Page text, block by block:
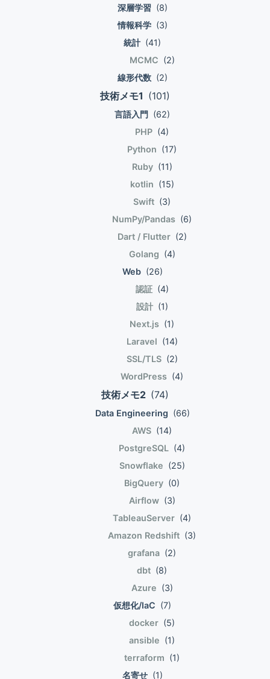
テーブルを作ってしまえ。 という、マッチ
ョなやり方を取ることもできる。 同一テー
ブルに対して一度に設定できるクラスタリン
文に CLUSTER BY を付けることできるの
で、 クラスタリングキーごとにテーブルを
複数作ってしまえば、この問題はある程度解
決する。 注文管理テーブル的なテーブル\"注
ー\"、\"店員キー\"の いずれかを条件とする
クエリが均等に来るだろうという前提。 以
下のようにCREATE TABLE文に CLUSTER
BY をつける。 --注文日付をクラスタリング
キーとしてテーブルを再作成 create table
(\"注文日付\") as ( select \"注文日付\", \"注
\"テストDB\".\"テストスキーマ\".\"注文\" ) --
顧客キーをクラスタリングキーとしてテーブ
ルを再作成 create table \"注文
トDB\".\"テストスキーマ\".\"注文\" ) --店員
キーをクラスタリングキーとしてテーブルを
員キー\" cluster by (\"店員キー\") as (
select \"注文日付\", \"注文キー\", \"顧客キー
スキーマ\".\"注文\" ) もちろん通常のTableで
あれば利用者側が用途に応じて利用するテー
ブルを選択しないといけない。 利用者側に
それぞれのテーブルを提供し、利用者は用途
に応じてテーブルを使用する必要がある。
もう一歩、使い勝手が良くない。利用者が1
つのテーブルを触る際に、意識せずに(透過
タにアクセスさせることはできないか。
Materialized Viewを使うとこれが可能にな
限らず、普通のRDBMSにも Materialized
View は存在する。 Materialized Viewの各
エリ時に再利用する仕組み。 以下のように
すると、cntは事前に処理され、クエリ時に
再利用される。 create materialized view
\"注文_aggregated_by_日付\" as ( select
1 print(c2) # 2 print(c3) # 3 print(c4) # 4
リストでなくても同時代入は可能。 d1,d2 =
100,200 print(d1) # 100 print(d2) # 200
左辺と右辺の個数が合わないケース。通常は
下記の通りエラーになる。 ただし左辺に*が
あるとよしなにやってくれる。 bar =
[1,2,3] b1,b2 = bar # ValueError: too many
values to unpack (expected 2) e1,*e2 =
bar print(f1) # [1,2] print(f2) # 3 オブジェ
クトの削除 オブジェクトは明示的に削除で
4348092368 del(foobar) print(id(foobar))
く。 a if b else c の場合、bが真ならa,偽な
らc。 片方だけ評価される（short circuit)。
a = 100 b = 200 y = True x = a if y else b
z = a if not y else b print(x) # 100 print(z)
L[0:4:1] = [0,1,2,3,4] print(L[::2]) # =
L[0:4:2] = [0,2] print(L[::-1]) # =
[\'hoge\',\'fuga\'] print(L) #
[0,\'hoge\',\'fuga\',4] スライスを指定して削
除できる。リストから削除するだけで要素自
print(L) # [3,4] 算術演算子、比較演算子、
メンバーシップ演算子が用意されている。
Q = [1,2] * 3 print(Q) # [1,2,1,2,1,2] R1 =
[1,2] R2 = [3,4] RX = R1 < R2 print(RX) #
Sequenceの長さはlen()で取得。 L =
[0,1,2,3,4] print(len(L)) # 5 List リストの基
本的な使い方は以下。 L1 = [0,1,2,3,4,5] L2
= [] for E in L1: L2.append(E) print(L2) #
[0,1,2,3,4,5] 上記は以下のように1回で書け
[0,1,2,3,4,5] L2 = [value for value in L1]
print(L2) # [0,1,2,3,4,5] リスト内包には条
件をつけられる。例えば偶数だけを集めるの
value in L1 if value % 2 == 0] # [0,2,4]
(\'b\',2),(\'c\',3)] L1 = [c*i for c,i in L]
print(L1) # [\'a\', \'bb\', \'ccc\'] iteratableの分
解時に要素をリストで受けられる。 以下、
タプルの第2要素以降をリストで受けて総和
(3,4,5),(6,7,8,9)] L1 = [car*sum(cdr) for
car,*cdr in L] print(L1) # [2, 27, 144] リス
ト内包を入れ子にすることもできる。 years
= [2013,2014] months =
[1,2,3,4,5,6,7,8,9,10,11,12] dest1 = [] for
dest1.append((year,month)) print(dest1)
dest2 = [(year,month) for year in years
for month in months] print(dest2) Listオ
ブジェクトの代表的なメソッド達。 L1 =
[0,1,2,3,4] L1.append(5) print(L1) #
[0,1,2,3,4,5] L2 = L1.copy() print(id(L1)) #
140415098962824 print(id(L2)) #
140415098984840 L2.clear() print(L2) #
L1.extend(L3) print(L1) # [0, 1, 2, 3, 4, 5,
深層学習 (8)
情報科学 (3)
統計 (41)
MCMC (2)
線形代数 (2)
技術メモ1 (101)
言語入門 (62)
PHP (4)
Python (17)
Ruby (11)
kotlin (15)
Swift (3)
NumPy/Pandas (6)
Dart / Flutter (2)
Golang (4)
Web (26)
認証 (4)
設計 (1)
Next.js (1)
Laravel (14)
SSL/TLS (2)
WordPress (4)
技術メモ2 (74)
Data Engineering (66)
AWS (14)
PostgreSQL (4)
Snowflake (25)
BigQuery (0)
Airflow (3)
TableauServer (4)
Amazon Redshift (3)
grafana (2)
dbt (8)
Azure (3)
仮想化/IaC (7)
docker (5)
ansible (1)
terraform (1)
名寄せ (1)